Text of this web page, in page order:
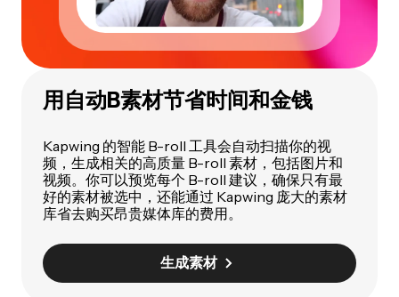
用自动B素材节省时间和金钱
Kapwing 的智能 B-roll 工具会自动扫描你的视
频，生成相关的高质量 B-roll 素材，包括图片和
视频。你可以预览每个 B-roll 建议，确保只有最
好的素材被选中，还能通过 Kapwing 庞大的素材
库省去购买昂贵媒体库的费用。
生成素材